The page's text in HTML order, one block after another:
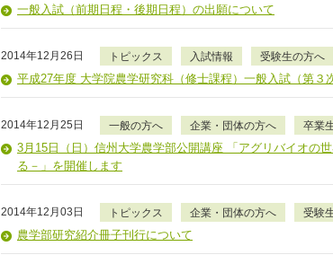
一般入試（前期日程・後期日程）の出願について
2014年12月26日 トピックス 入試情報 受験生の方へ
平成27年度 大学院農学研究科（修士課程）一般入試（第３
2014年12月25日 一般の方へ 企業・団体の方へ 卒業
3月15日（日）信州大学農学部公開講座 「アグリバイオの
る－」を開催します
2014年12月03日 トピックス 企業・団体の方へ 受験
農学部研究紹介冊子刊行について